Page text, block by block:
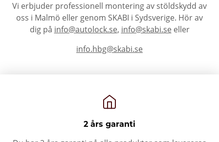
Vi erbjuder professionell montering av stöldskydd av
oss i Malmö eller genom SKABI i Sydsverige. Hör av
dig på info@autolock.se, info@skabi.se eller
info.hbg@skabi.se
2 års garanti